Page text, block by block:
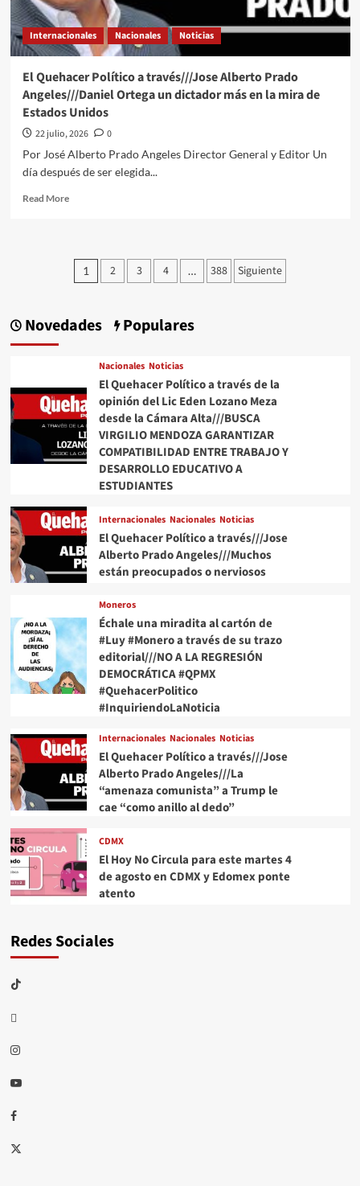
a
seis
meses
de
captura
en
Caracas
Internacionales Nacionales Noticias
El Quehacer Político a través///Jose Alberto Prado
Angeles///Daniel Ortega un dictador más en la mira de
Estados Unidos
22 julio, 2026
0
Por José Alberto Prado Angeles Director General y Editor Un
día después de ser elegida...
Read MoreRead
Quehacer
Político
Alberto
Prado
dictador
más
en
la
mira
Estados
Paginación
entradas
1 2 3 4 … 388 Siguiente
Novedades Populares
Nacionales Noticias
El Quehacer Político a través de la
opinión del Lic Eden Lozano Meza
desde la Cámara Alta///BUSCA
VIRGILIO MENDOZA GARANTIZAR
COMPATIBILIDAD ENTRE TRABAJO Y
DESARROLLO EDUCATIVO A
ESTUDIANTES
Internacionales Nacionales Noticias
El Quehacer Político a través///Jose
Alberto Prado Angeles///Muchos
están preocupados o nerviosos
Moneros
Échale una miradita al cartón de
#Luy #Monero a través de su trazo
editorial///NO A LA REGRESIÓN
DEMOCRÁTICA #QPMX
#QuehacerPolitico
#InquiriendoLaNoticia
Internacionales Nacionales Noticias
El Quehacer Político a través///Jose
Alberto Prado Angeles///La
“amenaza comunista” a Trump le
cae “como anillo al dedo”
CDMX
El Hoy No Circula para este martes 4
de agosto en CDMX y Edomex ponte
atento
Redes Sociales
TikTok
threads
Instagram
Youtube
Facebook
X